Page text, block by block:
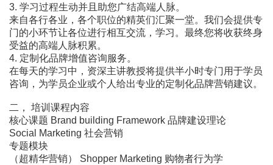
3. 学习过程生动并且助您广结高端人脉。
来自各行各业，各个职位的精英们汇聚一堂。我们会提供专
门的小环节让各位进行相互交流，学习。最终您将收获终身
受益的高端人脉积累。
4. 定制化品牌增值咨询服务。
在每天的学习中，资深主讲教授将提供半小时专门用于学员
咨询，为学员企业或个人给出专业的定制化品牌营销建议。
二， 培训课程内容
核心课题 Brand building Framework 品牌建设理论
Social Marketing 社会营销
专题模块
（超精华营销） Shopper Marketing 购物者行为学